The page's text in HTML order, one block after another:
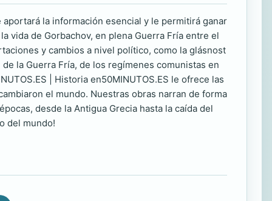
la información esencial y le permitirá ganar
vida de Gorbachov, en plena Guerra Fría entre el
y cambios a nivel político, como la glásnost
la Guerra Fría, de los regímenes comunistas en
| Historia en50MINUTOS.ES le ofrece las
el mundo. Nuestras obras narran de forma
desde la Antigua Grecia hasta la caída del
del mundo!